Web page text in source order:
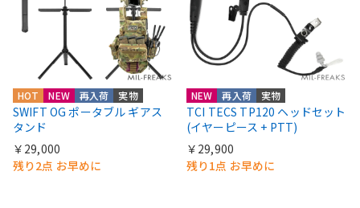
HOT NEW 再入荷 実物
SWIFT OG ポータブル ギアス
タンド
￥29,000
残り2点 お早めに
NEW 再入荷 実物
TCI TECS TP120 ヘッドセット
(イヤーピース + PTT)
￥29,900
残り1点 お早めに